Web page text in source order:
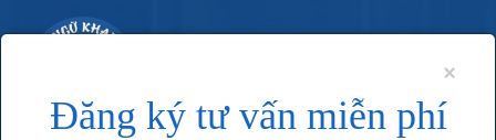
×
Đăng ký tư vấn miễn phí